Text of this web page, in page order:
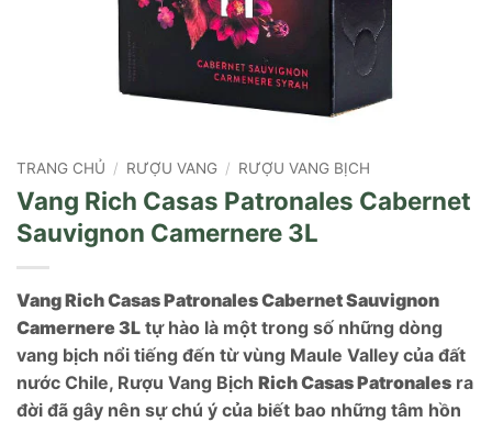
TRANG CHỦ / RƯỢU VANG / RƯỢU VANG BỊCH
Vang Rich Casas Patronales Cabernet
Sauvignon Camernere 3L
Vang Rich Casas Patronales Cabernet Sauvignon
Camernere 3L tự hào là một trong số những dòng
vang bịch nổi tiếng đến từ vùng Maule Valley của đất
nước Chile, Rượu Vang Bịch Rich Casas Patronales ra
đời đã gây nên sự chú ý của biết bao những tâm hồn